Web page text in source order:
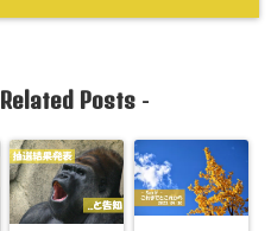
Related Posts-